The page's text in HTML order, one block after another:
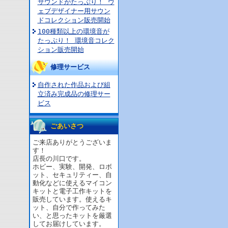
サウンドがたっぷり！ ウ
ェブデザイナー用サウン
ドコレクション販売開始
100種類以上の環境音が
たっぷり！ 環境音コレク
ション販売開始
修理サービス
自作された作品および組
立済み完成品の修理サー
ビス
ごあいさつ
ご来店ありがとうございま
す！
店長の川口です。
ホビー、実験、開発、ロボ
ット、セキュリティー、自
動化などに使えるマイコン
キットと電子工作キットを
販売しています。使えるキ
ット、自分で作ってみた
い、と思ったキットを厳選
してお届けしています。